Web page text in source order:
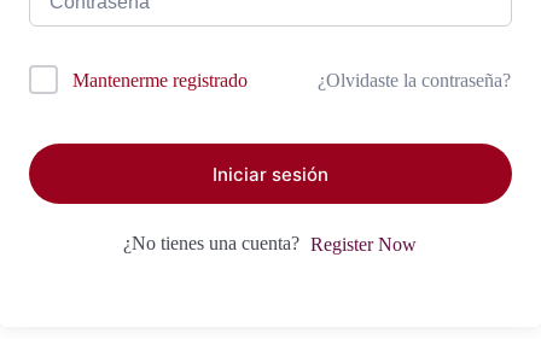
Mantenerme registrado ¿Olvidaste la contraseña?
Iniciar sesión
¿No tienes una cuenta? Register Now